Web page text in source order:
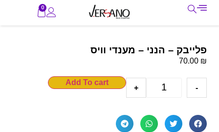
0
פלייבק – הנני – מענדי וויס
70.00 ₪
-
+
Add To cart